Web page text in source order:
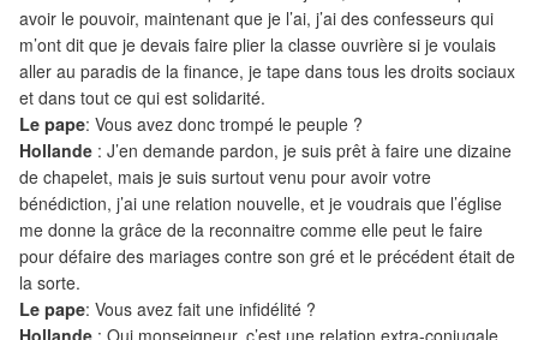
avoir le pouvoir, maintenant que je l’ai, j’ai des confesseurs qui
m’ont dit que je devais faire plier la classe ouvrière si je voulais
aller au paradis de la finance, je tape dans tous les droits sociaux
et dans tout ce qui est solidarité.
Le pape: Vous avez donc trompé le peuple ?
Hollande : J’en demande pardon, je suis prêt à faire une dizaine
de chapelet, mais je suis surtout venu pour avoir votre
bénédiction, j’ai une relation nouvelle, et je voudrais que l’église
me donne la grâce de la reconnaitre comme elle peut le faire
pour défaire des mariages contre son gré et le précédent était de
la sorte.
Le pape: Vous avez fait une infidélité ?